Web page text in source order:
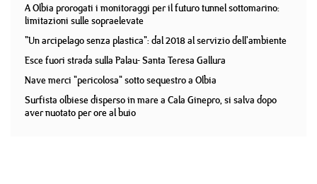
A Olbia prorogati i monitoraggi per il futuro tunnel sottomarino:
limitazioni sulle sopraelevate
"Un arcipelago senza plastica": dal 2018 al servizio dell'ambiente
Esce fuori strada sulla Palau- Santa Teresa Gallura
Nave merci "pericolosa" sotto sequestro a Olbia
Surfista olbiese disperso in mare a Cala Ginepro, si salva dopo
aver nuotato per ore al buio